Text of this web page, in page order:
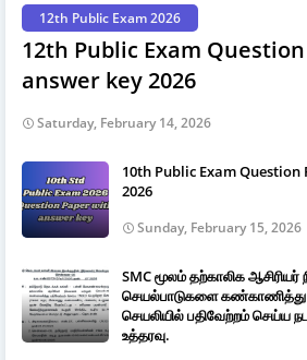
12th Public Exam 2026
12th Public Exam
answer key 2026
Saturday, February 14, 2026
10th Public Exam
2026
Sunday, February 15, 2026
SMC மூலம் தற்காலிக ஆசிரியர்
செயல்பாடுகளை கண்காணித்து
செயலியில் பதிவேற்றம் செய்ய
உத்தரவு.